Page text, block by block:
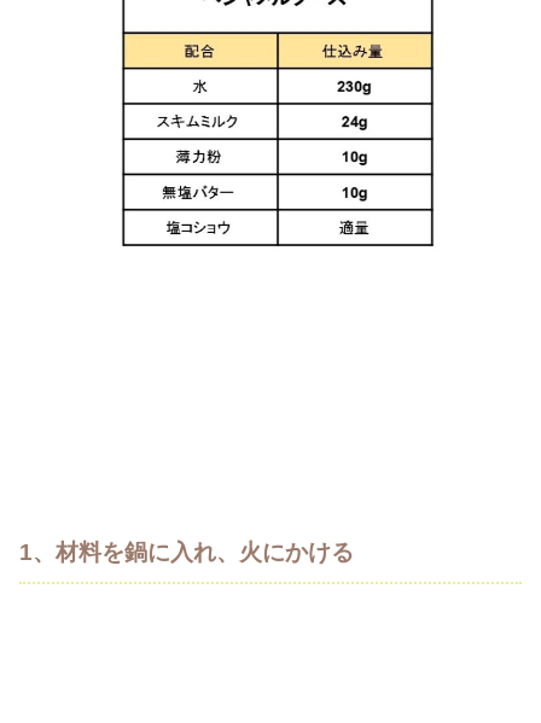
1、材料を鍋に入れ、火にかける